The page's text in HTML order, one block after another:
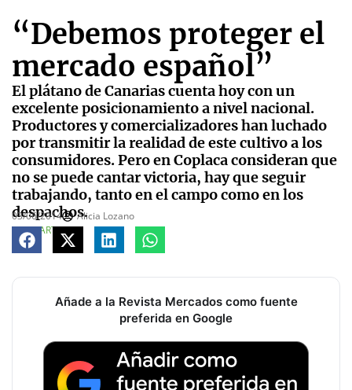
“Debemos proteger el
mercado español”
El plátano de Canarias cuenta hoy con un
excelente posicionamiento a nivel nacional.
Productores y comercializadores han luchado
por transmitir la realidad de este cultivo a los
consumidores. Pero en Coplaca consideran que
no se puede cantar victoria, hay que seguir
trabajando, tanto en el campo como en los
despachos.
03/06/2014
Alicia Lozano
COMPARTE
Añade a la Revista Mercados como fuente
preferida en Google